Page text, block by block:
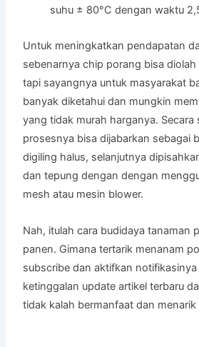
suhu ± 80°C dengan waktu
Untuk meningkatkan pendapatan
sebenarnya chip porang bisa
tapi sayangnya untuk masyarakat
banyak diketahui dan mungkin
yang tidak murah harganya. Secara
prosesnya bisa dijabarkan sebagai
digiling halus, selanjutnya
dan tepung dengan dengan
mesh atau mesin blower.
Nah, itulah cara budidaya tanaman
panen. Gimana tertarik menanam
subscribe dan aktifkan
ketinggalan update artikel terbaru
tidak kalah bermanfaat dan